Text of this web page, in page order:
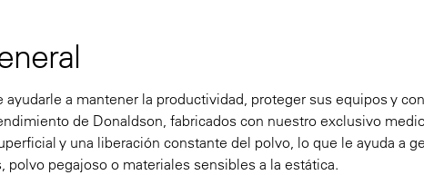
a mantener la productividad, proteger sus equipos y
de Donaldson, fabricados con nuestro exclusivo
y una liberación constante del polvo, lo que le ayuda a
polvo pegajoso o materiales sensibles a la estática.